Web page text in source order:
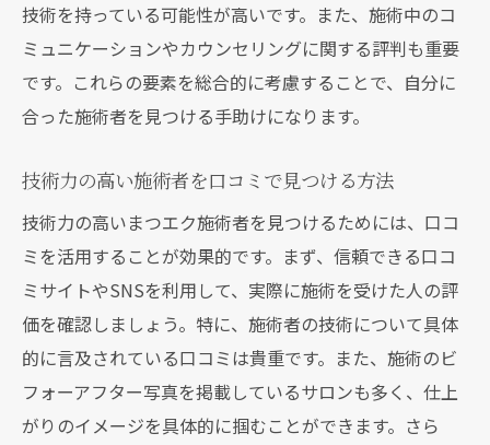
技術を持っている可能性が高いです。また、施術中のコ
ミュニケーションやカウンセリングに関する評判も重要
です。これらの要素を総合的に考慮することで、自分に
合った施術者を見つける手助けになります。
技術力の高い施術者を口コミで見つける方法
技術力の高いまつエク施術者を見つけるためには、口コ
ミを活用することが効果的です。まず、信頼できる口コ
ミサイトやSNSを利用して、実際に施術を受けた人の評
価を確認しましょう。特に、施術者の技術について具体
的に言及されている口コミは貴重です。また、施術のビ
フォーアフター写真を掲載しているサロンも多く、仕上
がりのイメージを具体的に掴むことができます。さら